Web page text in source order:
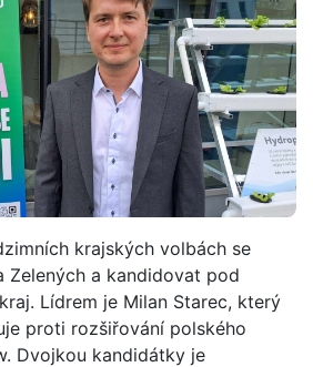
krajských volbách se
Zelených a kandidovat pod
Lídrem je Milan Starec, který
proti rozšiřování polského
Dvojkou kandidátky je